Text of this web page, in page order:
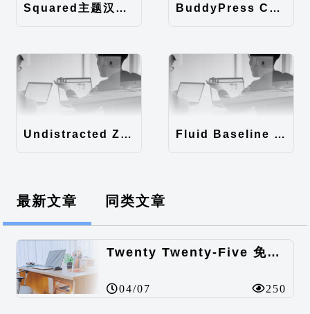
Squared主题汉化包 BuddyPress Colours主题汉化包
Undistracted Zen主题汉化包 Fluid Baseline Grid主题汉化包
最新文章 同类文章
Twenty Twenty-Five 免费的WordPress内容主题
04/07 250